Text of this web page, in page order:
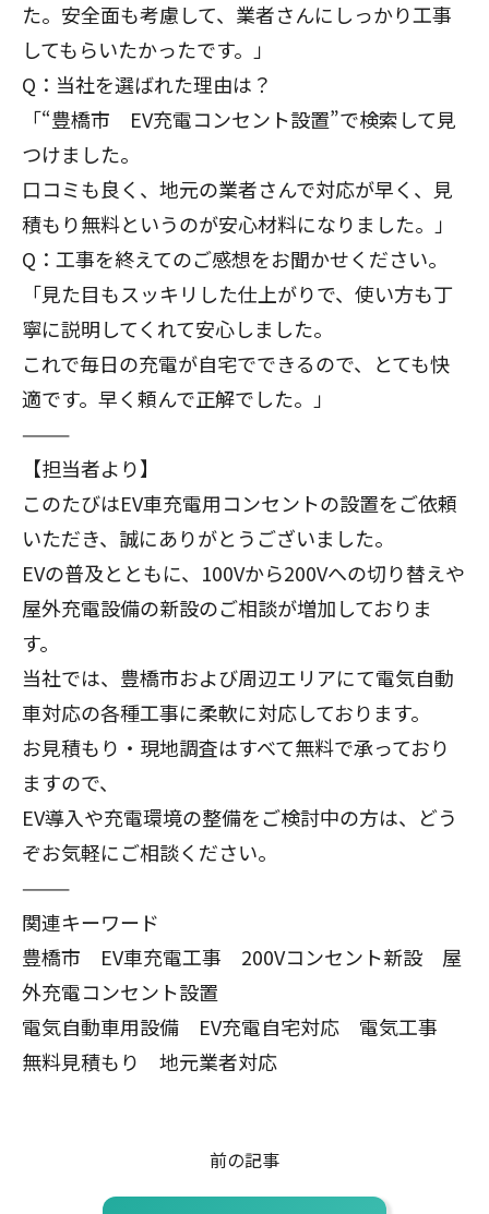
た。安全面も考慮して、業者さんにしっかり工事
してもらいたかったです。」
Q：当社を選ばれた理由は？
「“豊橋市 EV充電コンセント設置”で検索して見
つけました。
口コミも良く、地元の業者さんで対応が早く、見
積もり無料というのが安心材料になりました。」
Q：工事を終えてのご感想をお聞かせください。
「見た目もスッキリした仕上がりで、使い方も丁
寧に説明してくれて安心しました。
これで毎日の充電が自宅でできるので、とても快
適です。早く頼んで正解でした。」
⸻
【担当者より】
このたびはEV車充電用コンセントの設置をご依頼
いただき、誠にありがとうございました。
EVの普及とともに、100Vから200Vへの切り替えや
屋外充電設備の新設のご相談が増加しておりま
す。
当社では、豊橋市および周辺エリアにて電気自動
車対応の各種工事に柔軟に対応しております。
お見積もり・現地調査はすべて無料で承っており
ますので、
EV導入や充電環境の整備をご検討中の方は、どう
ぞお気軽にご相談ください。
⸻
関連キーワード
豊橋市 EV車充電工事 200Vコンセント新設 屋
外充電コンセント設置
電気自動車用設備 EV充電自宅対応 電気工事
無料見積もり 地元業者対応
前の記事